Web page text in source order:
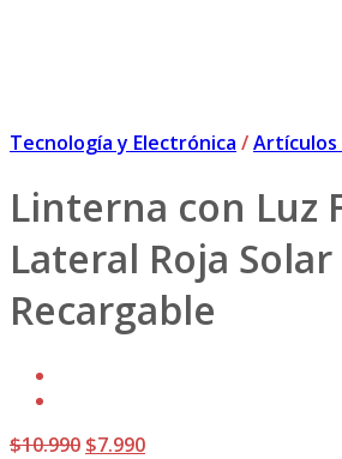
Tecnología y Electrónica /Artículos
Linterna con Luz
Lateral Roja Solar
Recargable
$10.990 El
$7.990El